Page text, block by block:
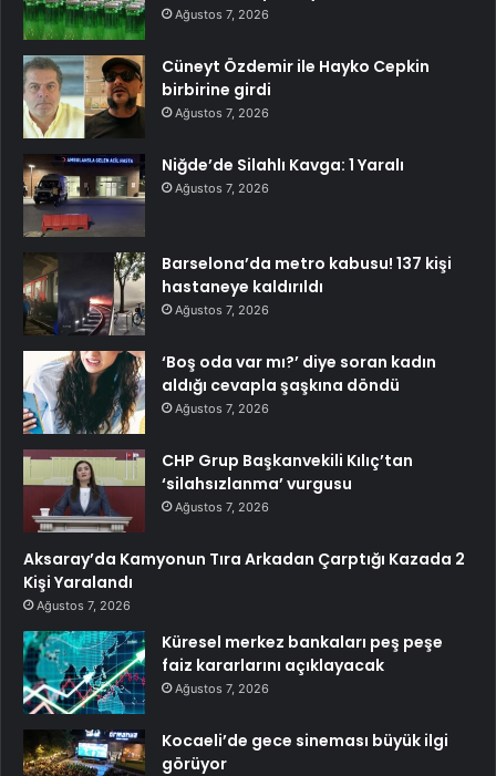
Ağustos 7, 2026
Cüneyt Özdemir ile Hayko Cepkin
birbirine girdi
Ağustos 7, 2026
Niğde’de Silahlı Kavga: 1 Yaralı
Ağustos 7, 2026
Barselona’da metro kabusu! 137 kişi
hastaneye kaldırıldı
Ağustos 7, 2026
‘Boş oda var mı?’ diye soran kadın
aldığı cevapla şaşkına döndü
Ağustos 7, 2026
CHP Grup Başkanvekili Kılıç’tan
‘silahsızlanma’ vurgusu
Ağustos 7, 2026
Aksaray’da Kamyonun Tıra Arkadan Çarptığı Kazada 2
Kişi Yaralandı
Ağustos 7, 2026
Küresel merkez bankaları peş peşe
faiz kararlarını açıklayacak
Ağustos 7, 2026
Kocaeli’de gece sineması büyük ilgi
görüyor